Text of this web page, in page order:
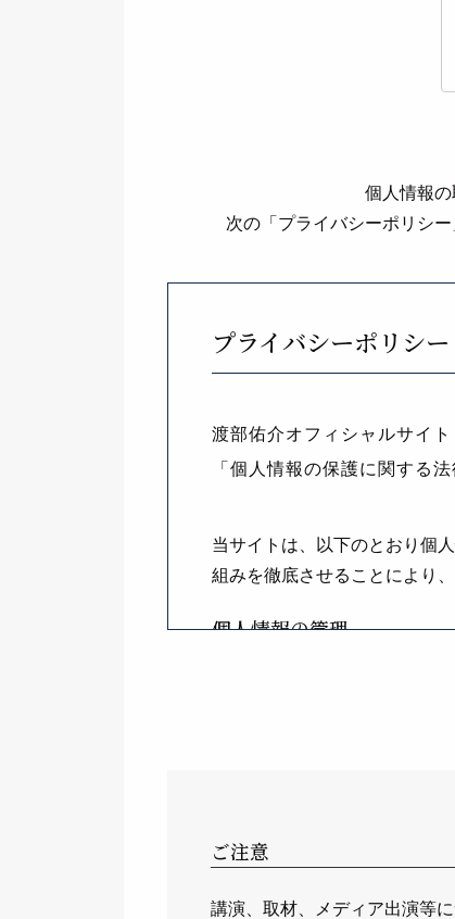
個⼈情報
次の「プライバシーポリシ
プライバシーポリシー
渡部佑介オフィシャルサイ
「個人情報の保護に関する
当サイトは、以下のとおり個
組みを徹底させることにより
個人情報の管理
当サイトは、お客様の個人情
いますが、これらの個人情報
ご注意
講演、取材、メディア出演等